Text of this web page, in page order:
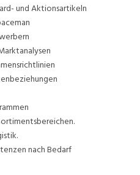
und Aktionsartikeln
nach Bedarf